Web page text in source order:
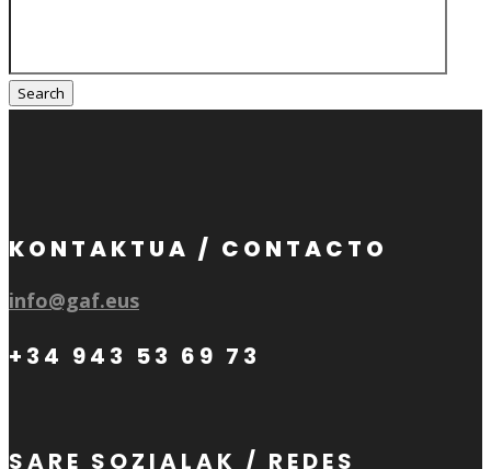
KONTAKTUA / CONTACTO
info@gaf.eus
+34 943 53 69 73
SARE SOZIALAK / REDES